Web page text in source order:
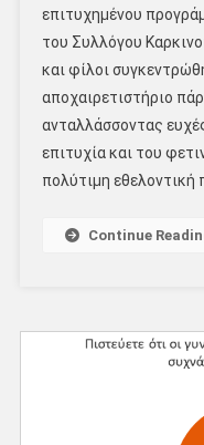
επιτυχημένου
του Συλλόγου
και φίλοι
αποχαιρετιστήριο
ανταλλάσσοντας
επιτυχία και του
πολύτιμη
Continue